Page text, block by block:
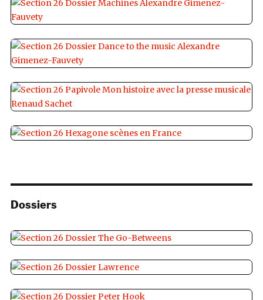
Dossiers